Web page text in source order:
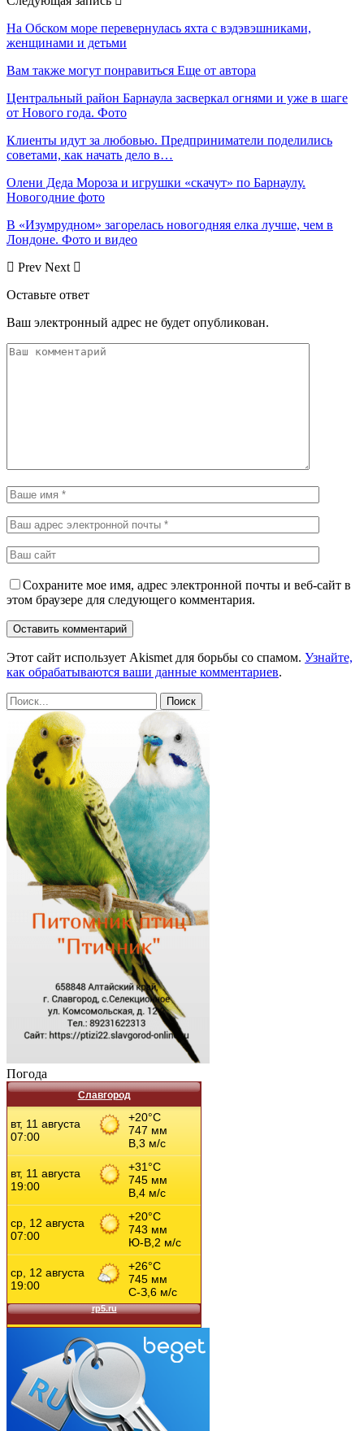
На Обском море перевернулась яхта с вэдэвэшниками,
женщинами и детьми
Вам также могут понравиться Еще от автора
Центральный район Барнаула засверкал огнями и уже в шаге
от Нового года. Фото
Клиенты идут за любовью. Предприниматели поделились
советами, как начать дело в…
Олени Деда Мороза и игрушки «скачут» по Барнаулу.
Новогодние фото
В «Изумрудном» загорелась новогодняя елка лучше, чем в
Лондоне. Фото и видео
Prev Next
Оставьте ответ
Ваш электронный адрес не будет опубликован.
Сохраните мое имя, адрес электронной почты и веб-сайт в
этом браузере для следующего комментария.
Этот сайт использует Akismet для борьбы со спамом. Узнайте,
как обрабатываются ваши данные комментариев.
Погода
Славгород